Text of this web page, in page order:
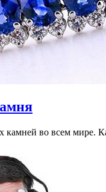
во всем мире.